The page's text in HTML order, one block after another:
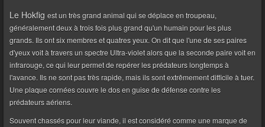
Le Hokfig est un très grand animal qui se déplace en troupeau,
généralement deux à trois fois plus grand qu'un humain pour les plus
grands. Ils ont six membres et quatres yeux. On dit que l'une de ses paires
d'yeux voit à travers un spectre Ultra-violet alors que la seconde paire voit en
infrarouge, ce qui leur permet de repérer les prédateurs longtemps à
l'avance. Ils ne sont pas très rapide, mais ils sont extrêmement difficile à tuer.
Une plaque cornées couvre le dos en guise de défense contre les
prédateurs aériens.
Souvent chassés pour leur viande, il est considéré comme une marque de